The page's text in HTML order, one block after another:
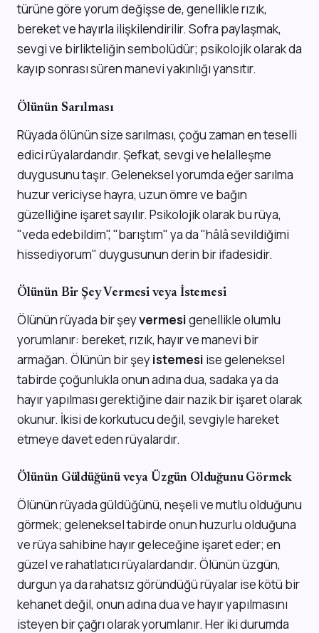
türüne göre yorum değişse de, genellikle rızık,
bereket ve hayırla ilişkilendirilir. Sofra paylaşmak,
sevgi ve birlikteliğin sembolüdür; psikolojik olarak da
kayıp sonrası süren manevi yakınlığı yansıtır.
Ölünün Sarılması
Rüyada ölünün size sarılması, çoğu zaman en teselli
edici rüyalardandır. Şefkat, sevgi ve helalleşme
duygusunu taşır. Geleneksel yorumda eğer sarılma
huzur vericiyse hayra, uzun ömre ve bağın
güzelliğine işaret sayılır. Psikolojik olarak bu rüya,
"veda edebildim", "barıştım" ya da "hâlâ sevildiğimi
hissediyorum" duygusunun derin bir ifadesidir.
Ölünün Bir Şey Vermesi veya İstemesi
Ölünün rüyada bir şeyvermesigenellikle olumlu
yorumlanır: bereket, rızık, hayır ve manevi bir
armağan. Ölünün bir şeyistemesi ise geleneksel
tabirde çoğunlukla onun adına dua, sadaka ya da
hayır yapılması gerektiğine dair nazik bir işaret olarak
okunur. İkisi de korkutucu değil, sevgiyle hareket
etmeye davet eden rüyalardır.
Ölünün Güldüğünü veya Üzgün Olduğunu Görmek
Ölünün rüyada güldüğünü, neşeli ve mutlu olduğunu
görmek; geleneksel tabirde onun huzurlu olduğuna
ve rüya sahibine hayır geleceğine işaret eder; en
güzel ve rahatlatıcı rüyalardandır. Ölünün üzgün,
durgun ya da rahatsız göründüğü rüyalar ise kötü bir
kehanet değil, onun adına dua ve hayır yapılmasını
isteyen bir çağrı olarak yorumlanır. Her iki durumda